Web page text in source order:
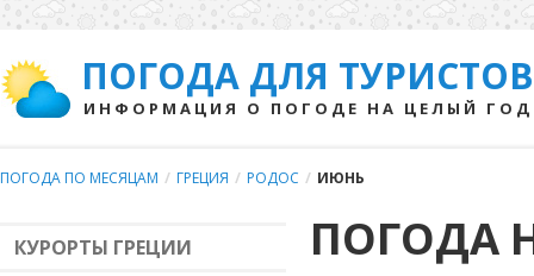
ПОГОДА ДЛЯ ТУРИСТОВ
ИНФОРМАЦИЯ О ПОГОДЕ НА ЦЕЛЫЙ ГОД
ПОГОДА ПО МЕСЯЦАМ / ГРЕЦИЯ / РОДОС / ИЮНЬ
КУРОРТЫ ГРЕЦИИ ПОГОДА